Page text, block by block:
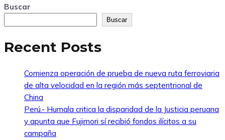
Buscar
Buscar
Recent Posts
Comienza operación de prueba de nueva ruta ferroviaria
de alta velocidad en la región más septentrional de
China
Perú.- Humala critica la disparidad de la Justicia peruana
y apunta que Fujimori sí recibió fondos ilícitos a su
campaña